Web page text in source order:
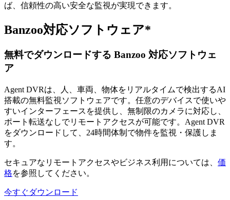
ば、信頼性の高い安全な監視が実現できます。
Banzoo対応ソフトウェア*
無料でダウンロードする Banzoo 対応ソフトウェ
ア
Agent DVRは、人、車両、物体をリアルタイムで検出するAI
搭載の無料監視ソフトウェアです。任意のデバイスで使いや
すいインターフェースを提供し、無制限のカメラに対応し、
ポート転送なしでリモートアクセスが可能です。Agent DVR
をダウンロードして、24時間体制で物件を監視・保護しま
す。
セキュアなリモートアクセスやビジネス利用については、 価
格を参照してください。
今すぐダウンロード